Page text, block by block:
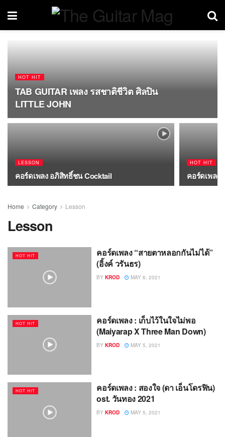
HOT HIT
TAB GUITAR เพลง รสชาติชีวิต ศิลปิน
LITTLE JOHN
LESSON
คอร์ดเพลง อภิสิทธิ์ชน Cocktail
HOT HIT
คอร์ดเพลง
Home Category Lesson
Lesson
HOT HIT
คอร์ดเพลง “สายตาหลอกกันไม่ได้”
(อิ้งค์ วรันธร)
BY KROD MAY 6, 2021
HOT HIT
คอร์ดเพลง : เก็บไว้ในใจไม่พอ
(Maiyarap X Three Man Down)
BY KROD MAY 5, 2021
HOT HIT
คอร์ดเพลง : สองใจ (ดา เอ็นโดรฟิน)
ost. วันทอง 2021
BY KROD MAY 5, 2021